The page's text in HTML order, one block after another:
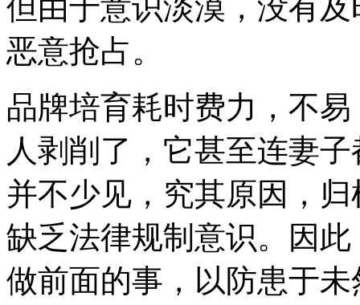
但由于意识淡漠，没有
恶意抢占。
品牌培育耗时费力，不
人剥削了，它甚至连妻
并不少见，究其原因，
缺乏法律规制意识。因
做前面的事，以防患于